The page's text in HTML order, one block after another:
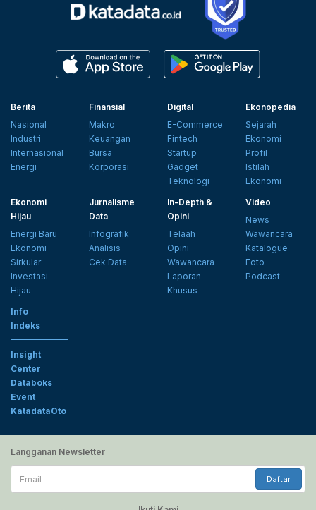
Berita
Nasional
Industri
Internasional
Energi
Finansial
Makro
Keuangan
Bursa
Korporasi
Digital
E-Commerce
Fintech
Startup
Gadget
Teknologi
Ekonopedia
Sejarah
Ekonomi
Profil
Istilah
Ekonomi
Ekonomi
Hijau
Energi Baru
Ekonomi
Sirkular
Investasi
Hijau
Jurnalisme
Data
Infografik
Analisis
Cek Data
In-Depth &
Opini
Telaah
Opini
Wawancara
Laporan
Khusus
Video
News
Wawancara
Katalogue
Foto
Podcast
Info
Indeks
Insight
Center
Databoks
Event
KatadataOto
Langganan Newsletter
Email
Daftar